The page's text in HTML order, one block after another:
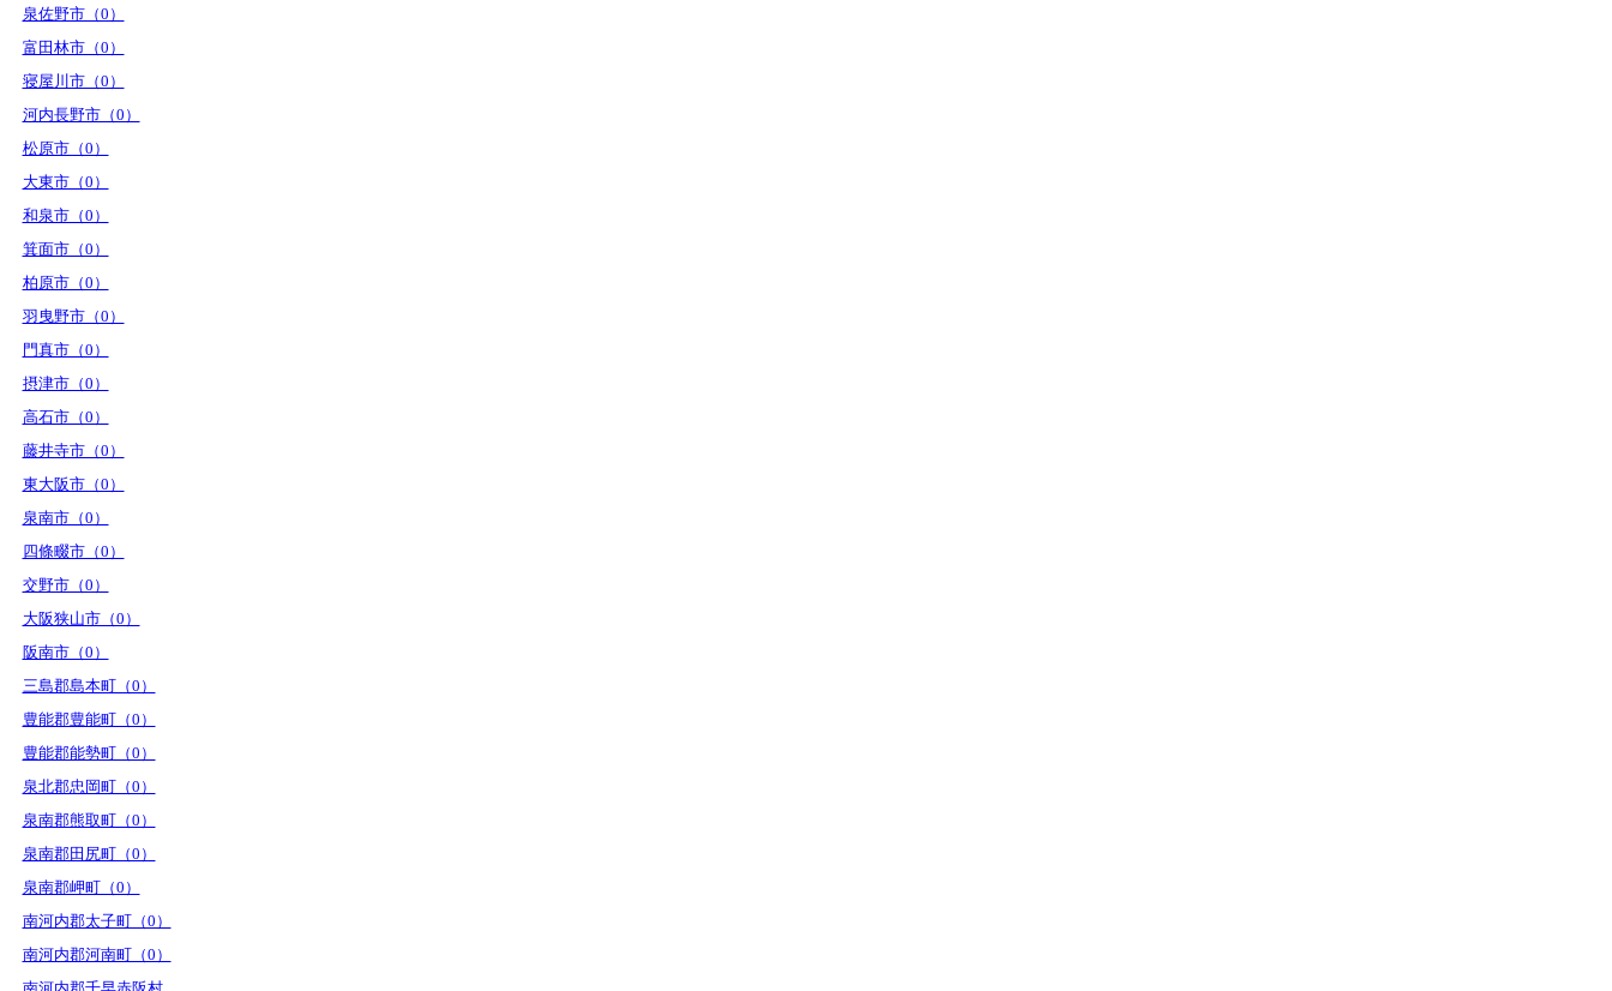
泉佐野市（0）
富田林市（0）
寝屋川市（0）
河内長野市（0）
松原市（0）
大東市（0）
和泉市（0）
箕面市（0）
柏原市（0）
羽曳野市（0）
門真市（0）
摂津市（0）
高石市（0）
藤井寺市（0）
東大阪市（0）
泉南市（0）
四條畷市（0）
交野市（0）
大阪狭山市（0）
阪南市（0）
三島郡島本町（0）
豊能郡豊能町（0）
豊能郡能勢町（0）
泉北郡忠岡町（0）
泉南郡熊取町（0）
泉南郡田尻町（0）
泉南郡岬町（0）
南河内郡太子町（0）
南河内郡河南町（0）